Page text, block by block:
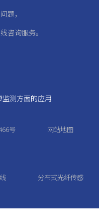
题，
咨询服务。
测方面的应用
号 网站地图
分布式光纤传感